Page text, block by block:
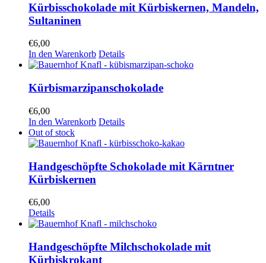
Kürbisschokolade mit Kürbiskernen, Mandeln,
Sultaninen
€6,00
In den Warenkorb Details
Kürbismarzipanschokolade
€6,00
In den Warenkorb Details
Out of stock
Handgeschöpfte Schokolade mit Kärntner
Kürbiskernen
€6,00
Details
Handgeschöpfte Milchschokolade mit
Kürbiskrokant